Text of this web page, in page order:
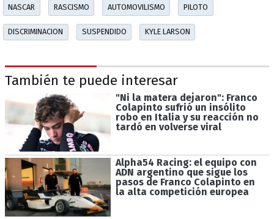
NASCAR RASCISMO AUTOMOVILISMO PILOTO
DISCRIMINACION SUSPENDIDO KYLE LARSON
También te puede interesar
"Ni la matera dejaron": Franco
Colapinto sufrió un insólito
robo en Italia y su reacción no
tardó en volverse viral
Alpha54 Racing: el equipo con
ADN argentino que sigue los
pasos de Franco Colapinto en
la alta competición europea